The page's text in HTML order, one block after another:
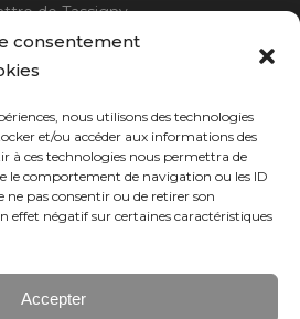
consentement
nous utilisons des technologies
et/ou accéder aux informations des
à ces technologies nous permettra de
le comportement de navigation ou les ID
ne pas consentir ou de retirer son
effet négatif sur certaines caractéristiques
Accepter
de Tassigny
vous.